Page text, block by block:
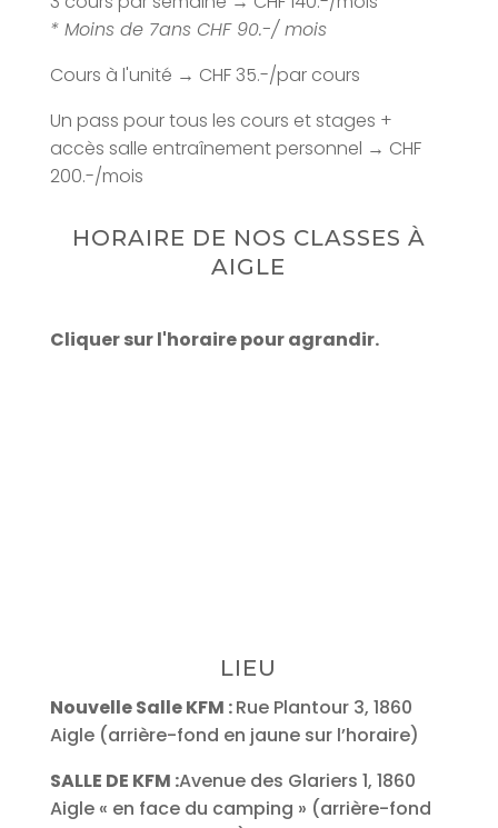
* Moins de 7ans CHF 90.-/ mois
Cours à l'unité → CHF 35.-/par cours
Un pass pour tous les cours et stages +
accès salle entraînement personnel → CHF
200.-/mois
HORAIRE DE NOS CLASSES À
AIGLE
Cliquer sur l'horaire pour agrandir.